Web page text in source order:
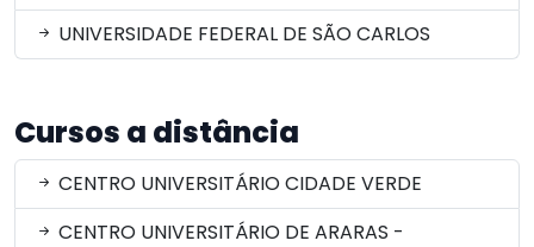
UNIVERSIDADE FEDERAL DE SÃO CARLOS
Cursos a distância
CENTRO UNIVERSITÁRIO CIDADE VERDE
CENTRO UNIVERSITÁRIO DE ARARAS -